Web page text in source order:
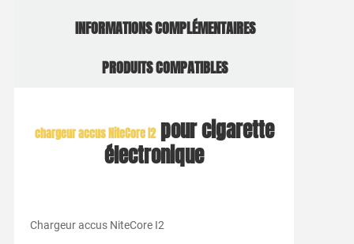
INFORMATIONS COMPLÉMENTAIRES
PRODUITS COMPATIBLES
chargeur accus NiteCore I2pour cigarette
électronique
Chargeur accus NiteCore I2